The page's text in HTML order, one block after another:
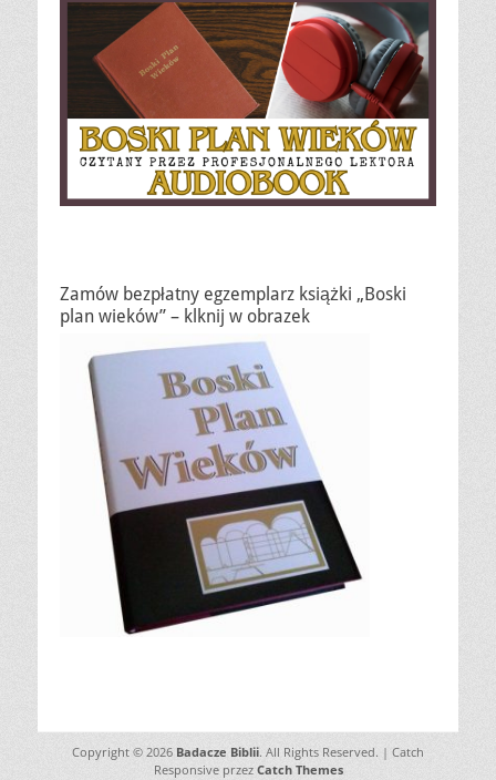
Zamów bezpłatny egzemplarz książki „Boski
plan wieków” – klknij w obrazek
Copyright © 2026 Badacze Biblii. All Rights Reserved. | Catch
Responsive przez Catch Themes